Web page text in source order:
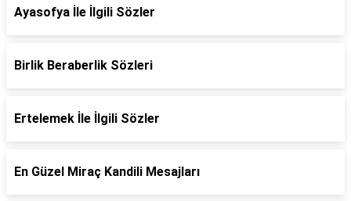
Ayasofya İle İlgili Sözler
Birlik Beraberlik Sözleri
Ertelemek İle İlgili Sözler
En Güzel Miraç Kandili Mesajları